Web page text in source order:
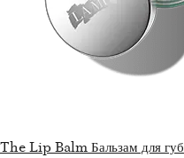
The Lip Balm Бальзам для губ